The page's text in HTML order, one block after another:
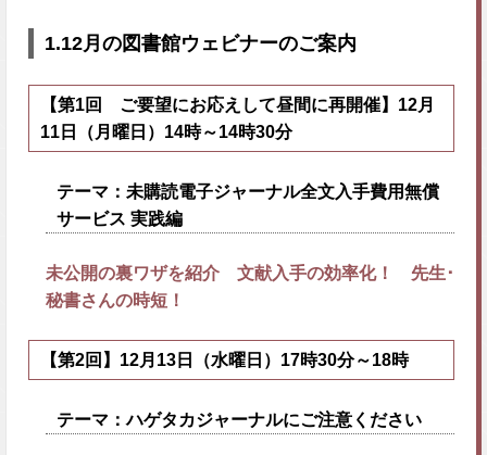
1.12月の図書館ウェビナーのご案内
【第1回 ご要望にお応えして昼間に再開催】12月
11日（月曜日）14時～14時30分
テーマ： 未購読電子ジャーナル全文入手費用無償
サービス 実践編
未公開の裏ワザを紹介 文献入手の効率化！ 先生･
秘書さんの時短！
【第2回】12月13日（水曜日）17時30分～18時
テーマ：ハゲタカジャーナルにご注意ください